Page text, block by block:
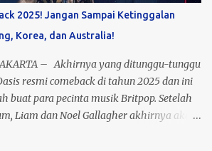
nostalgia, konser ini juga jadi bukti
relevan buat generasi sekarang. Jadi,
fans sama mereka atau baru kenal
ini kesempatan emas buat lihat mereka
Te...
2025! Jangan Sampai Ketinggalan
Korea, dan Australia!
– Akhirnya yang ditunggu-tunggu
resmi comeback di tahun 2025 dan ini
buat para pecinta musik Britpop. Setelah
Liam dan Noel Gallagher akhirnya akan